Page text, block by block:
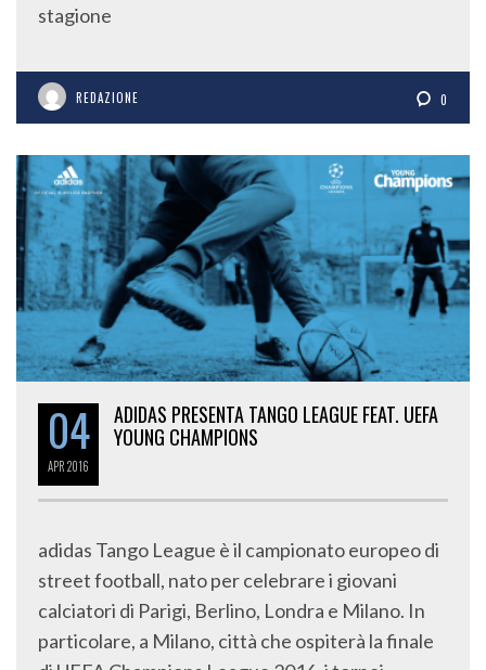
stagione
REDAZIONE 0
04
APR2016
ADIDAS PRESENTA TANGO LEAGUE FEAT. UEFA
YOUNG CHAMPIONS
adidas Tango League è il campionato europeo di
street football, nato per celebrare i giovani
calciatori di Parigi, Berlino, Londra e Milano. In
particolare, a Milano, città che ospiterà la finale